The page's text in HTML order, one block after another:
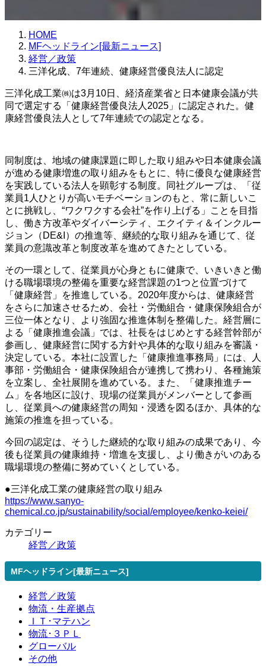
HOME
MFヘッドライン[最新ニュース]
経営／政策
三洋化成、7年連続、健康経営優良法人に認定
三洋化成工業㈱は3月10日、経済産業省と日本健康会議が共
同で選定する「健康経営優良法人2025」に認定された。健
康経営優良法人として7年連続での認定となる。
同制度は、地域の健康課題に即した取り組みや日本健康会議
が進める健康増進の取り組みをもとに、特に優良な健康経営
を実践している法人を顕彰する制度。同社グループは、「従
業員1人ひとりが高いモチベーションのもと、常に新しいこ
とに挑戦し、“ワクワクする会社”を作り上げる」ことを目指
し、働き方改革やダイバーシティ、エクイティ＆インクルー
ジョン（DE&I）の推進等、継続的な取り組みを通じて、従
業員の意識改革と制度改革を進めてきたとしている。
その一環として、従業員が心身ともに健康で、いきいきと働
ける職場環境の整備を重要な経営課題の1つと位置づけて
「健康経営」を推進している。2020年度からは、健康経営
をさらに加速させるため、会社・労働組合・健康保険組合が
三位一体となり、より強固な推進体制を整備した。経営層に
よる「健康推進会議」では、社長をはじめとする経営幹部が
参画し、健康経営に関する方針や具体的な取り組みを審議・
決定している。本社に設置した「健康推進事務局」には、人
事部・労働組合・健康保険組合が連携して携わり、各種施策
を立案し、全社展開を進めている。また、「健康推進チー
ム」を各地区に設け、現場の従業員がメンバーとして参画
し、従業員への健康経営の周知・浸透を図るほか、具体的な
施策の推進を担っている。
今回の認定は、そうした継続的な取り組みの成果であり、今
後も従業員の健康維持・増進を支援し、より働きがいのある
職場環境の整備に努めていくとしている。
●三洋化成工業の健康経営の取り組み
https://www.sanyo-
chemical.co.jp/sustainability/social/employee/kenko-keiei/
カテゴリー
経営／政策
MFヘッドライン[最新ニュース]
経営／政策
物流・生産拠点
ＩＴ･マテハン
物流･３ＰＬ
グローバル
その他